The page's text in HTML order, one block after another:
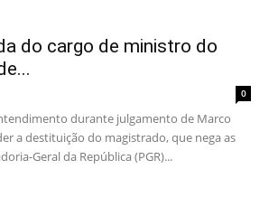
do cargo de ministro do
0
durante julgamento de Marco
a destituição do magistrado, que nega as
Geral da República (PGR)...